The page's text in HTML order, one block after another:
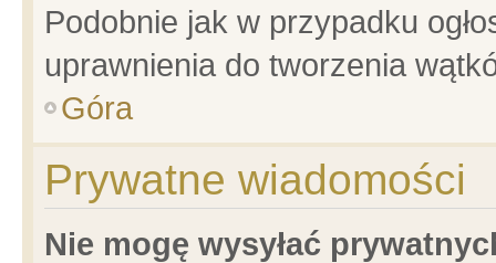
Podobnie jak w przypadku
uprawnienia do tworzenia
Góra
Prywatne wiadomości
Nie mogę wysyłać